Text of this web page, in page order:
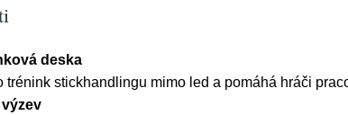
deska
trénink stickhandlingu mimo led a pomáhá hráči